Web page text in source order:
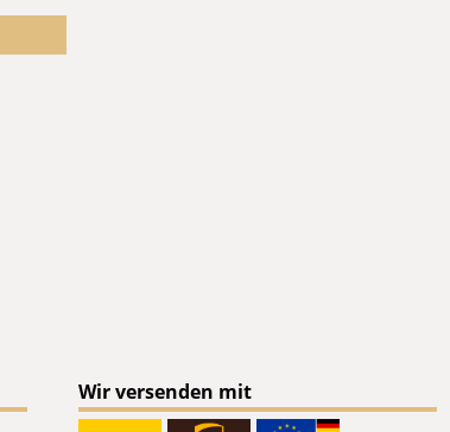
Wir versenden mit